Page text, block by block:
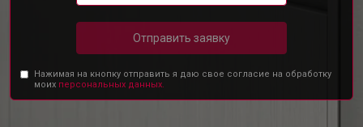
Отправить заявку
Нажимая на кнопку отправить я даю свое согласие на обработку
моих персональных данных.